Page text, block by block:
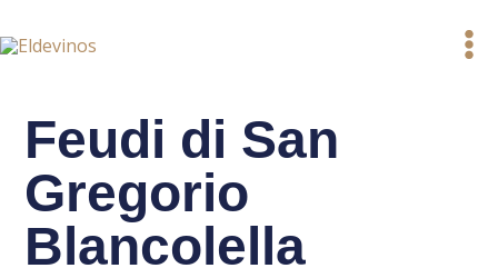
al
Feudi di San
Gregorio
Blancolella